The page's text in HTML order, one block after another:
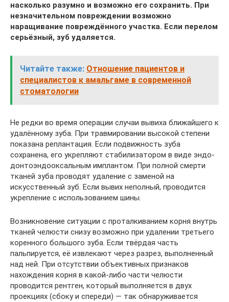
насколько разумно и возможно его сохранить. При
незначительном повреждении возможно
наращивание повреждённого участка. Если перелом
серьёзный, зуб удаляется.
Читайте также: Отношение пациентов и
специалистов к амальгаме в современной
стоматологии
Не редки во время операции случаи вывиха ближайшего к
удалённому зуба. При травмировании высокой степени
показана реплантация. Если подвижность зуба
сохранена, его укрепляют стабилизатором в виде эндо-
донтоэндооксальным имплантом. При полной смерти
тканей зуба проводят удаление с заменой на
искусственный зуб. Если вывих неполный, проводится
укрепление с использованием шины.
Возникновение ситуации с проталкиванием корня внутрь
тканей челюсти снизу возможно при удалении третьего
коренного большого зуба. Если твёрдая часть
пальпируется, её извлекают через разрез, выполненный
над ней. При отсутствии объективных признаков
нахождения корня в какой-либо части челюсти
проводится рентген, который выполняется в двух
проекциях (сбоку и спереди) — так обнаруживается